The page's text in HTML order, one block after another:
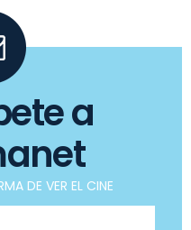
a
DE VER EL CINE